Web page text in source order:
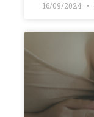
16/09/2024